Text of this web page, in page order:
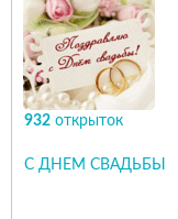
932открыток
С ДНЕМ СВАДЬБЫ